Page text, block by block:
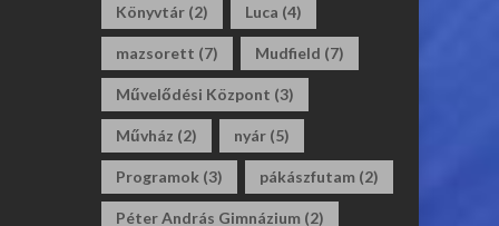
Könyvtár (2) Luca (4)
mazsorett (7) Mudfield (7)
Művelődési Központ (3)
Művház (2) nyár (5)
Programok (3) pákászfutam (2)
Péter András Gimnázium (2)